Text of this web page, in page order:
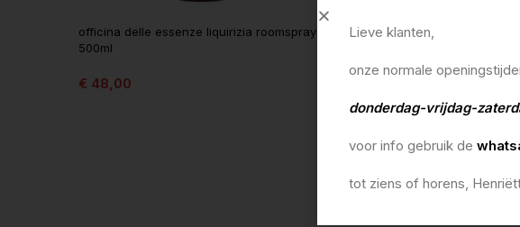
officina delle essenze liquirizia roomspray
500ml
€ 48,00
Lieve klanten,
onze normale
donderdag-vrijdag-
voor info gebruik de
tot ziens of horens,